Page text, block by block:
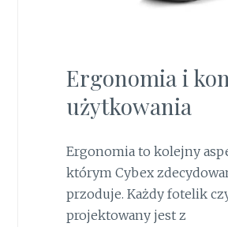
Ergonomia i
użytkowania
Ergonomia to kolejny
którym Cybex
przoduje. Każdy fotelik
projektowany jest z